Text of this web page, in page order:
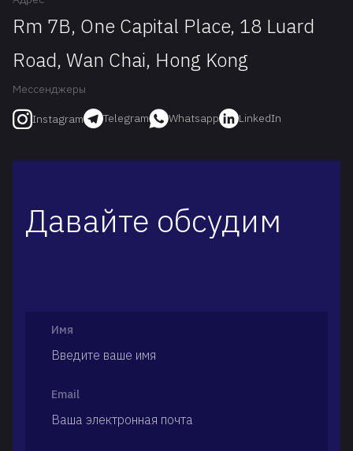
Rm 7B, One Capital Place, 18 Luard
Road, Wan Chai, Hong Kong
Мессенджеры
Instagram Telegram Whatsapp LinkedIn
Давайте обсудим
Имя
Email